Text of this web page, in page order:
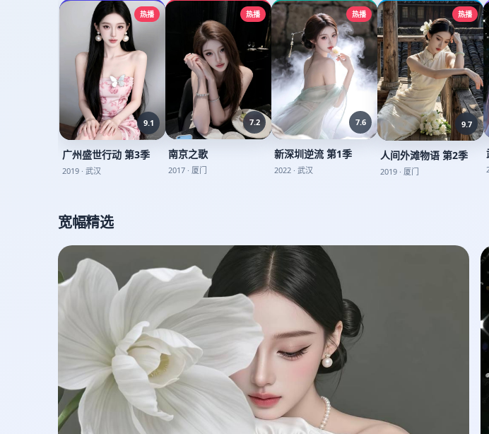
热播
9.1
广州盛世行动 第3季
2019 · 武汉
热播
7.2
南京之歌
2017 · 厦门
热播
7.6
新深圳逆流 第1季
2022 · 武汉
热播
9.7
人间外滩物语 第2季
2019 · 厦门
宽幅精选